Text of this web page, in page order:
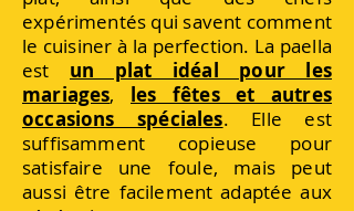
expérimentés qui savent comment
le cuisiner à la perfection. La paella
est un plat idéal pour les
mariages, les fêtes et autres
occasions spéciales. Elle est
suffisamment copieuse pour
satisfaire une foule, mais peut
aussi être facilement adaptée aux